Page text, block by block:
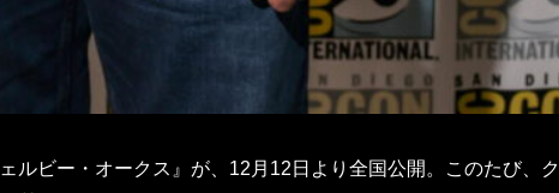
ルビー・オークス』が、12月12日より全国公開。このたび、ク